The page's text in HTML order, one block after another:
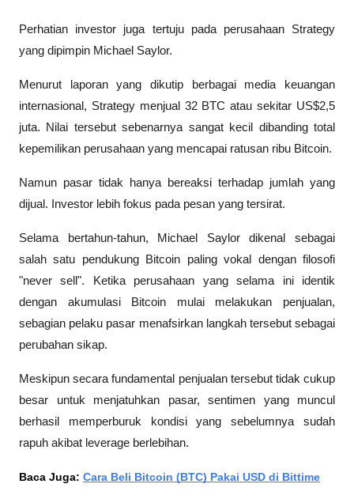
Perhatian investor juga tertuju pada perusahaan Strategy
yang dipimpin Michael Saylor.
Menurut laporan yang dikutip berbagai media keuangan
internasional, Strategy menjual 32 BTC atau sekitar US$2,5
juta. Nilai tersebut sebenarnya sangat kecil dibanding total
kepemilikan perusahaan yang mencapai ratusan ribu Bitcoin.
Namun pasar tidak hanya bereaksi terhadap jumlah yang
dijual. Investor lebih fokus pada pesan yang tersirat.
Selama bertahun-tahun, Michael Saylor dikenal sebagai
salah satu pendukung Bitcoin paling vokal dengan filosofi
"never sell". Ketika perusahaan yang selama ini identik
dengan akumulasi Bitcoin mulai melakukan penjualan,
sebagian pelaku pasar menafsirkan langkah tersebut sebagai
perubahan sikap.
Meskipun secara fundamental penjualan tersebut tidak cukup
besar untuk menjatuhkan pasar, sentimen yang muncul
berhasil memperburuk kondisi yang sebelumnya sudah
rapuh akibat leverage berlebihan.
Baca Juga: Cara Beli Bitcoin (BTC) Pakai USD di Bittime